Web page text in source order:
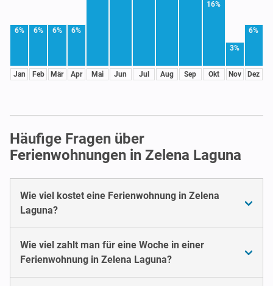
6%
Jan
6%
Feb
6%
Mär
6%
Apr Mai Jun Jul Aug Sep
16%
Okt
3%
Nov
6%
Dez
Häufige Fragen über
Ferienwohnungen in Zelena Laguna
Wie viel kostet eine Ferienwohnung in Zelena
Laguna?
Wie viel zahlt man für eine Woche in einer
Ferienwohnung in Zelena Laguna?